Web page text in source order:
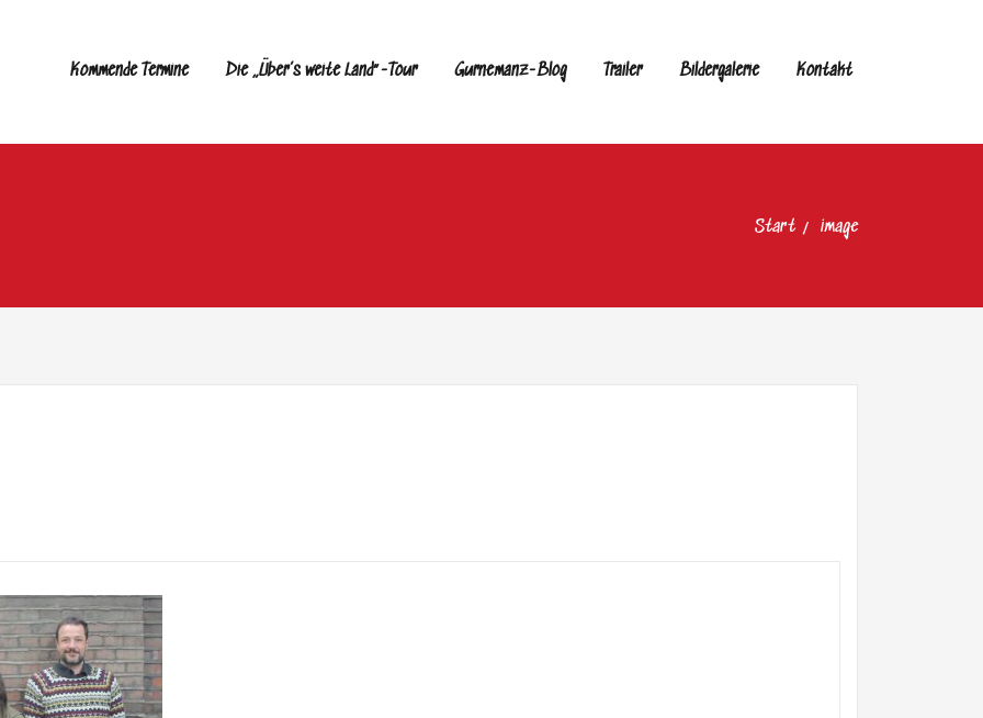
Kommende Termine Die „Über’s weite Land“-Tour Gurnemanz-Blog Trailer Bildergalerie Kontakt
Start image